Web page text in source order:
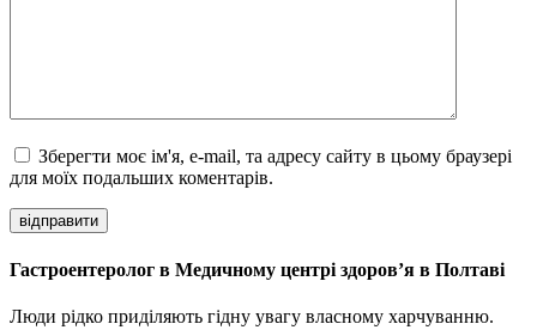
Зберегти моє ім'я, e-mail, та адресу сайту в цьому браузері
для моїх подальших коментарів.
відправити
Гастроентеролог в Медичному центрі здоров’я в Полтаві
Люди рідко приділяють гідну увагу власному харчуванню.